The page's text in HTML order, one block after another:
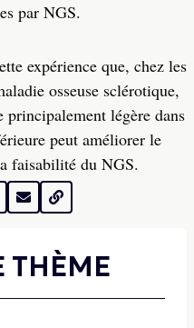
par NGS.
expérience que, chez les
osseuse sclérotique,
principalement légère dans
peut améliorer le
faisabilité du NGS.
THÈME